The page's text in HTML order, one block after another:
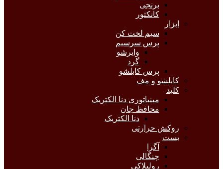
برنجی
کانکتور
ابزار
سیم لخت کن
پرس سرسیم
وایرشو
گرد
پرس کابلشو
کابلشو و مف
کلید
مینیاتوری دنا الکتریک
محافظ جان
دنا الکتریک
روکش حرارتی
بست
آگرا
چنگالی
رولپلاکی